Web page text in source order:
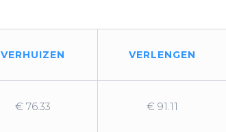
VERHUIZEN VERLENGEN
€ 76.33 € 91.11